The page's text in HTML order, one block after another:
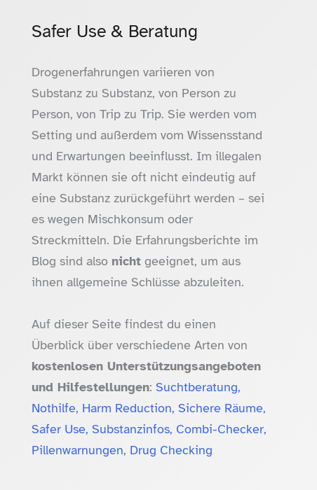
Safer Use & Beratung
Drogenerfahrungen variieren von
Substanz zu Substanz, von Person zu
Person, von Trip zu Trip. Sie werden vom
Setting und außerdem vom Wissensstand
und Erwartungen beeinflusst. Im illegalen
Markt können sie oft nicht eindeutig auf
eine Substanz zurückgeführt werden – sei
es wegen Mischkonsum oder
Streckmitteln. Die Erfahrungsberichte im
Blog sind also nicht geeignet, um aus
ihnen allgemeine Schlüsse abzuleiten.
Auf dieser Seite findest du einen
Überblick über verschiedene Arten von
kostenlosen Unterstützungsangeboten
und Hilfestellungen: Suchtberatung,
Nothilfe, Harm Reduction, Sichere Räume,
Safer Use, Substanzinfos, Combi-Checker,
Pillenwarnungen, Drug Checking